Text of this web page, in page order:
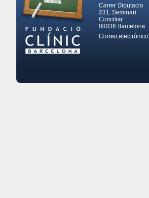
Carrer Diputacio
231, Seminari
Conciliar
08036 Barcelona
Correo electrónico